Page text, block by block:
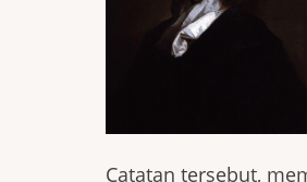
Catatan tersebut,